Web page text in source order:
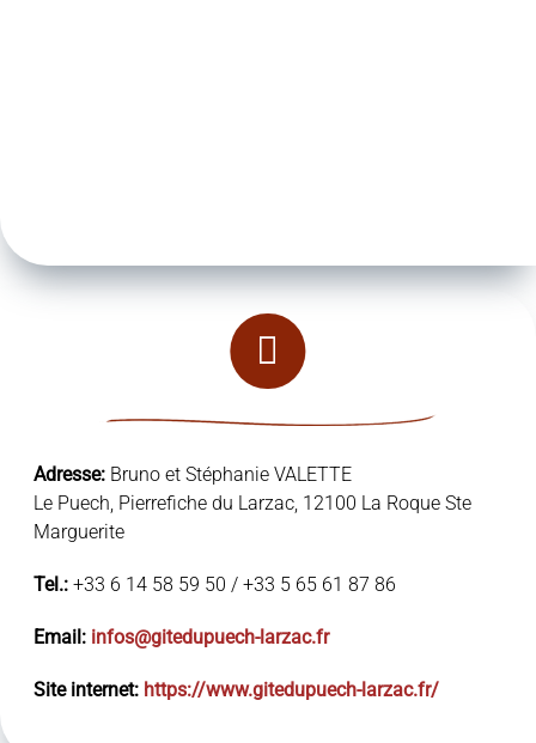
Adresse:Bruno et Stéphanie VALETTE
Le Puech, Pierrefiche du Larzac, 12100 La Roque Ste
Marguerite
Tel.:+33 6 14 58 59 50 / +33 5 65 61 87 86
Email: infos@gitedupuech-larzac.fr
Site internet: https://www.gitedupuech-larzac.fr/